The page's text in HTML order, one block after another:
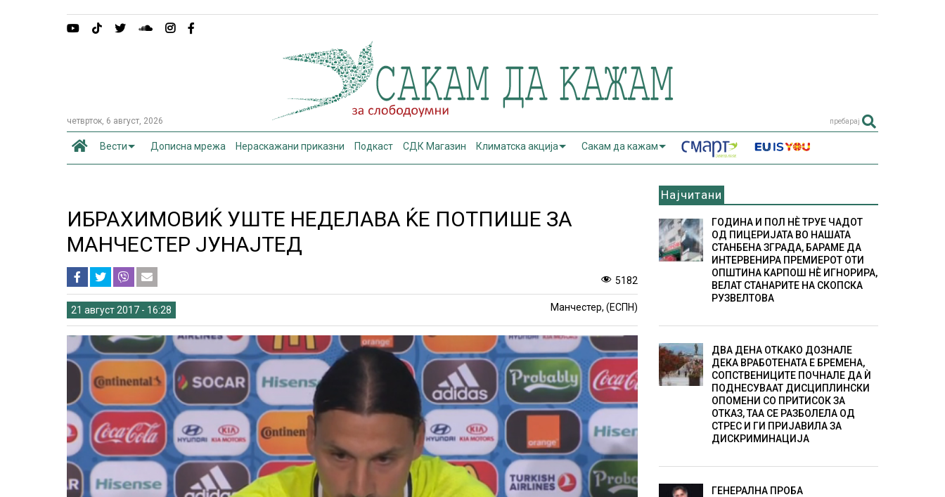
четврток, 6 август, 2026 пребарај
Вести Дописна мрежа Нераскажани приказни Подкаст СДК Магазин Климатска акција Сакам да кажам
ИБРАХИМОВИЌ УШТЕ НЕДЕЛАВА ЌЕ ПОТПИШЕ ЗА
МАНЧЕСТЕР ЈУНАЈТЕД
5182
21 август 2017 - 16:28 Манчестер, (ЕСПН)
Најчитани
ГОДИНА И ПОЛ НÈ ТРУЕ ЧАДОТ
ОД ПИЦЕРИЈАТА ВО НАШАТА
СТАНБЕНА ЗГРАДА, БАРАМЕ ДА
ИНТЕРВЕНИРА ПРЕМИЕРОТ ОТИ
ОПШТИНА КАРПОШ НÈ ИГНОРИРА,
ВЕЛАТ СТАНАРИТЕ НА СКОПСКА
РУЗВЕЛТОВА
ДВА ДЕНА ОТКАКО ДОЗНАЛЕ
ДЕКА ВРАБОТЕНАТА Е БРЕМЕНА,
СОПСТВЕНИЦИТЕ ПОЧНАЛЕ ДА Ѝ
ПОДНЕСУВААТ ДИСЦИПЛИНСКИ
ОПОМЕНИ СО ПРИТИСОК ЗА
ОТКАЗ, ТАА СЕ РАЗБОЛЕЛА ОД
СТРЕС И ГИ ПРИЈАВИЛА ЗА
ДИСКРИМИНАЦИЈА
ГЕНЕРАЛНА ПРОБА